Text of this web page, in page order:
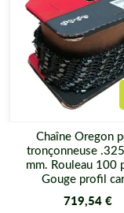
Chaîne Oregon
tronçonneuse
mm. Rouleau 100
Gouge profil
719,54 €